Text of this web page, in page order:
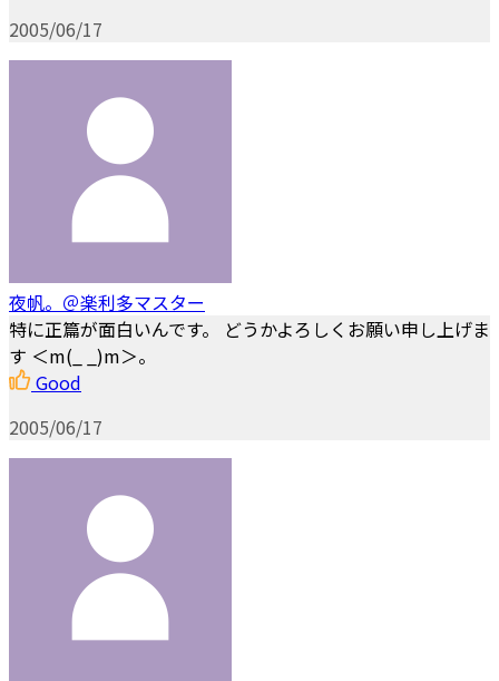
2005/06/17
夜帆。＠楽利多マスター
特に正篇が面白いんです。 どうかよろしくお願い申し上げま
す ＜m(_ _)m＞。
Good
2005/06/17